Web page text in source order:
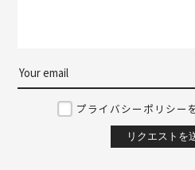
プライバシーポリシー